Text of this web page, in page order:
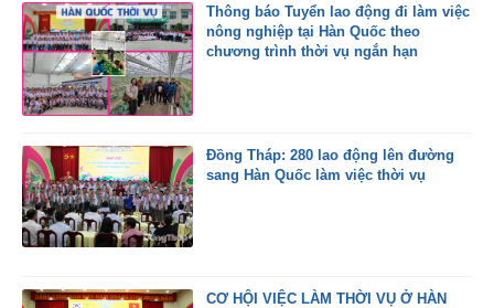
Thông báo Tuyển lao động đi làm việc
nông nghiệp tại Hàn Quốc theo
chương trình thời vụ ngắn hạn
Đồng Tháp: 280 lao động lên đường
sang Hàn Quốc làm việc thời vụ
CƠ HỘI VIỆC LÀM THỜI VỤ Ở HÀN